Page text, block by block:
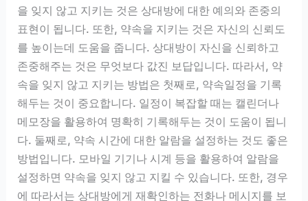
을 잊지 않고 지키는 것은 상대방에 대한 예의와 존중의
표현이 됩니다. 또한, 약속을 지키는 것은 자신의 신뢰도
를 높이는데 도움을 줍니다. 상대방이 자신을 신뢰하고
존중해주는 것은 무엇보다 값진 보답입니다. 따라서, 약
속을 잊지 않고 지키는 방법은 첫째로, 약속일정을 기록
해두는 것이 중요합니다. 일정이 복잡할 때는 캘린더나
메모장을 활용하여 명확히 기록해두는 것이 도움이 됩니
다. 둘째로, 약속 시간에 대한 알람을 설정하는 것도 좋은
방법입니다. 모바일 기기나 시계 등을 활용하여 알람을
설정하면 약속을 잊지 않고 지킬 수 있습니다. 또한, 경우
에 따라서는 상대방에게 재확인하는 전화나 메시지를 보